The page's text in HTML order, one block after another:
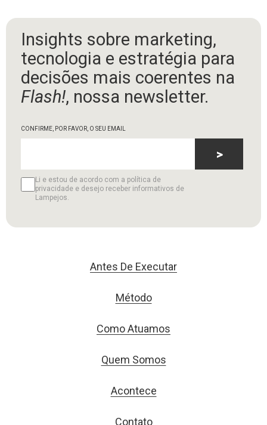
Insights sobre marketing,
tecnologia e estratégia para
decisões mais coerentes na
Flash!, nossa newsletter.
CONFIRME, POR FAVOR, O SEU EMAIL
Li e estou de acordo com a política de
privacidade e desejo receber informativos de
Lampejos.
>
Antes De Executar
Método
Como Atuamos
Quem Somos
Acontece
Contato